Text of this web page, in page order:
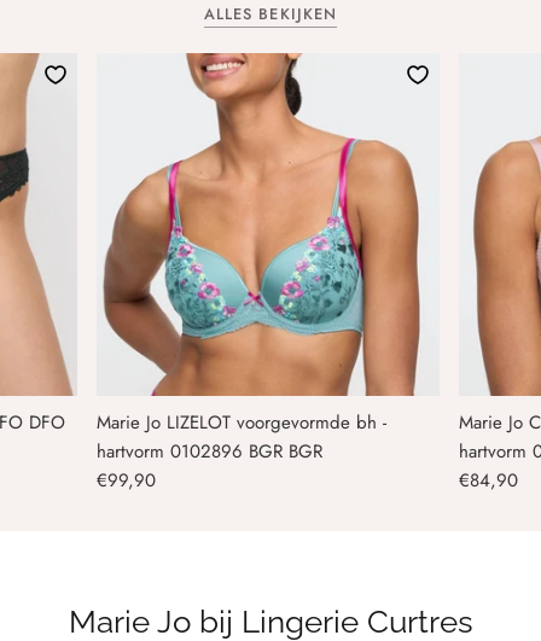
ALLES BEKIJKEN
DFO
Marie Jo LIZELOT voorgevormde bh -
hartvorm 0102896 BGR BGR
€99,90
Marie Jo
hartvorm
€84,90
Marie Jo bij Lingerie Curtres